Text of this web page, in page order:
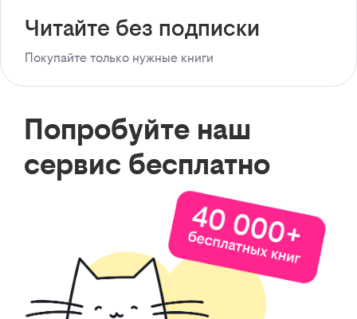
Читайте без подписки
Покупайте только нужные книги
Попробуйте наш
сервис бесплатно